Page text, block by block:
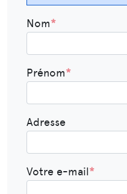
Nom*
Prénom*
Adresse
Votre e-mail*